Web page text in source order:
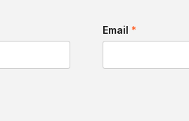
Email *